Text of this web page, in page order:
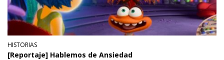
HISTORIAS
[Reportaje] Hablemos de Ansiedad